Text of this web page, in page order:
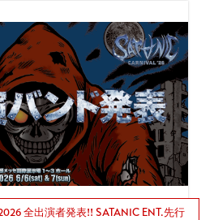
全出演者発表!! SATANIC ENT.先行